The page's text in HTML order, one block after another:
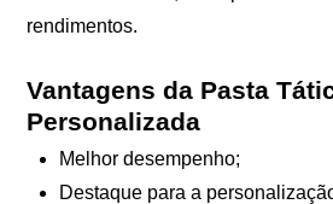
rendimentos.
Vantagens da Pasta
Personalizada
Melhor desempenho;
Destaque para a